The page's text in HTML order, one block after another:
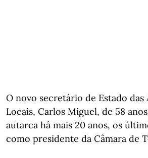
O novo secretário de Estado das
Locais, Carlos Miguel, de 58
autarca há mais 20 anos, os
como presidente da Câmara de